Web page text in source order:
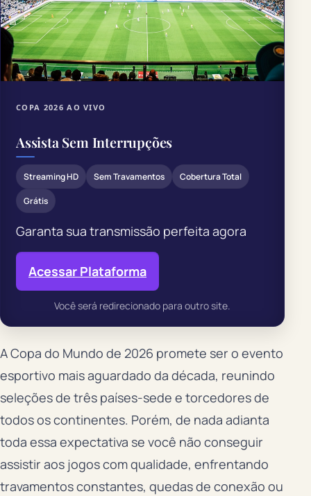
COPA 2026 AO VIVO
Assista Sem Interrupções
Streaming HD Sem Travamentos Cobertura Total
Grátis
Garanta sua transmissão perfeita agora
Acessar Plataforma
Você será redirecionado para outro site.
A Copa do Mundo de 2026 promete ser o evento
esportivo mais aguardado da década, reunindo
seleções de três países-sede e torcedores de
todos os continentes. Porém, de nada adianta
toda essa expectativa se você não conseguir
assistir aos jogos com qualidade, enfrentando
travamentos constantes, quedas de conexão ou